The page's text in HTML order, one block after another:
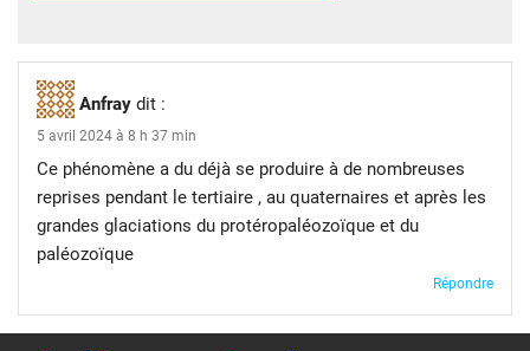
Anfray dit :
5 avril 2024 à 8 h 37 min
Ce phénomène a du déjà se produire à de nombreuses
reprises pendant le tertiaire , au quaternaires et après les
grandes glaciations du protéropaléozoïque et du
paléozoïque
Répondre